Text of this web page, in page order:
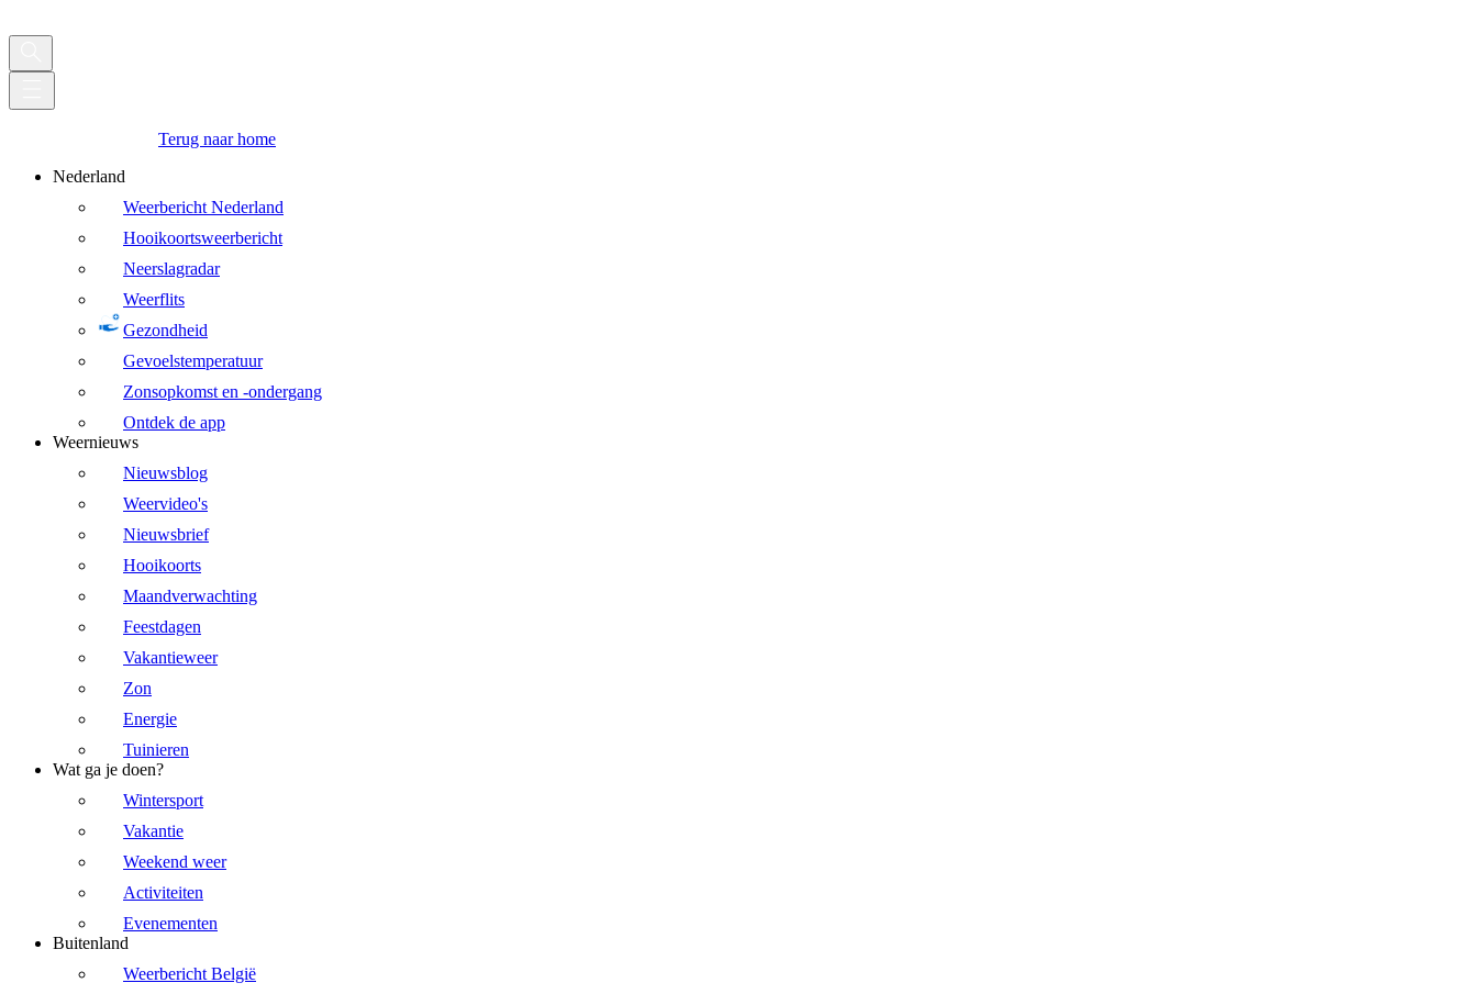
Terug naar home
Nederland
Weerbericht Nederland
Hooikoortsweerbericht
Neerslagradar
Weerflits
Gezondheid
Gevoelstemperatuur
Zonsopkomst en -ondergang
Ontdek de app
Weernieuws
Nieuwsblog
Weervideo's
Nieuwsbrief
Hooikoorts
Maandverwachting
Feestdagen
Vakantieweer
Zon
Energie
Tuinieren
Wat ga je doen?
Wintersport
Vakantie
Weekend weer
Activiteiten
Evenementen
Buitenland
Weerbericht België